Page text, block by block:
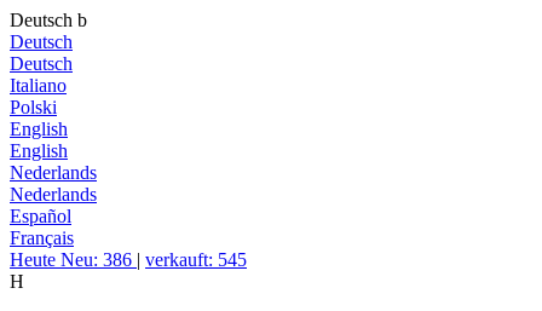
Deutsch b
Deutsch
Deutsch
Italiano
Polski
English
English
Nederlands
Nederlands
Español
Français
Heute Neu: 386 | verkauft: 545
H